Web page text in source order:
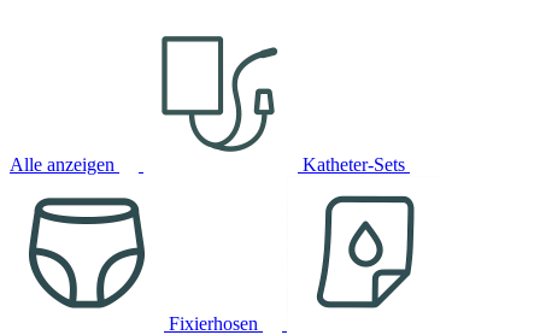
Alle anzeigen Katheter-Sets
Fixierhosen